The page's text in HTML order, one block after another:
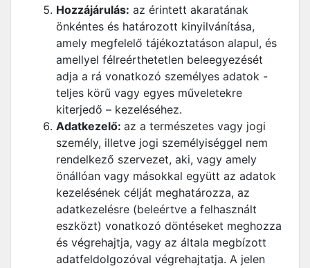
Hozzájárulás: az érintett akaratának
önkéntes és határozott kinyilvánítása,
amely megfelelő tájékoztatáson alapul, és
amellyel félreérthetetlen beleegyezését
adja a rá vonatkozó személyes adatok -
teljes körű vagy egyes műveletekre
kiterjedő – kezeléséhez.
Adatkezelő: az a természetes vagy jogi
személy, illetve jogi személyiséggel nem
rendelkező szervezet, aki, vagy amely
önállóan vagy másokkal együtt az adatok
kezelésének célját meghatározza, az
adatkezelésre (beleértve a felhasznált
eszközt) vonatkozó döntéseket meghozza
és végrehajtja, vagy az általa megbízott
adatfeldolgozóval végrehajtatja. A jelen